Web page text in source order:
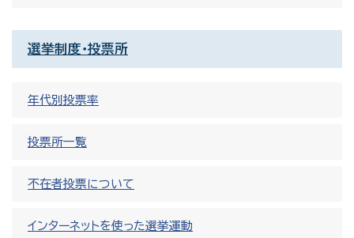
選挙制度・投票所
年代別投票率
投票所一覧
不在者投票について
インターネットを使った選挙運動